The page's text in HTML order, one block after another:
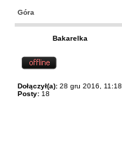
Góra
Bakarelka
Dołączył(a): 28 gru 2016, 11:18
Posty: 18